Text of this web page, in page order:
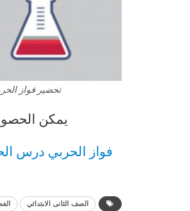
تحضير فواز
يمكن
فواز الحربي درس
الصف الثانى الابتدائي